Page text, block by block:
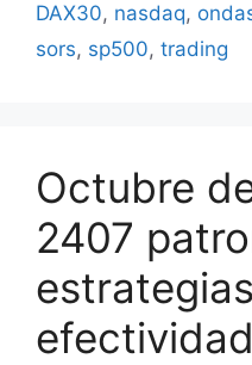
DAX30, nasdaq,
sors, sp500, trading
Octubre
2407